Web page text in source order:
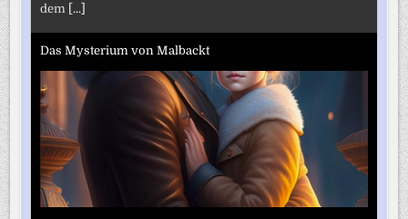
dem [...]
Das Mysterium von Malbackt